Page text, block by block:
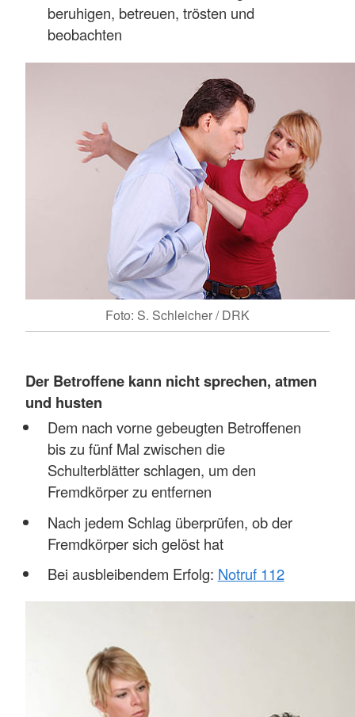
beruhigen, betreuen, trösten und
beobachten
Foto: S. Schleicher / DRK
Der Betroffene kann nicht sprechen, atmen
und husten
Dem nach vorne gebeugten Betroffenen
bis zu fünf Mal zwischen die
Schulterblätter schlagen, um den
Fremdkörper zu entfernen
Nach jedem Schlag überprüfen, ob der
Fremdkörper sich gelöst hat
Bei ausbleibendem Erfolg: Notruf 112